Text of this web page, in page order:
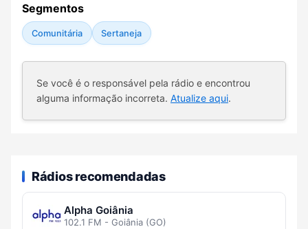
Segmentos
Comunitária Sertaneja
Se você é o responsável pela rádio e encontrou
alguma informação incorreta. Atualize aqui.
Rádios recomendadas
Alpha Goiânia
102.1 FM - Goiânia (GO)